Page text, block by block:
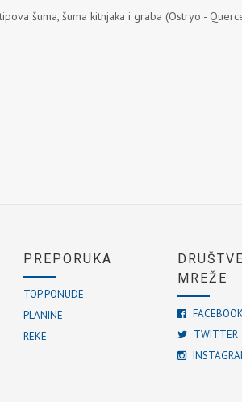
šuma, šuma kitnjaka i graba (Ostryo -
PREPORUKA
TOP PONUDE
PLANINE
REKE
MREŽE
FACEBOOK
TWITTER